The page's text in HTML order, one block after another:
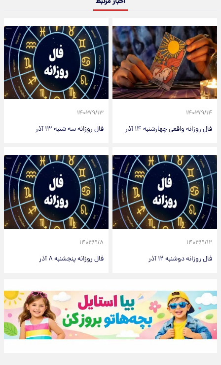
۱۴۰۳/۹/۱۴
فال روزانه واقعی چهارشنبه ۱۴ آذر
۱۴۰۳/۹/۱۳
فال روزانه سه شنبه ۱۳ آذر
۱۴۰۳/۹/۱۲
فال روزانه دوشنبه ۱۲ آذر
۱۴۰۳/۹/۸
فال روزانه پنجشنبه ۸ آذر